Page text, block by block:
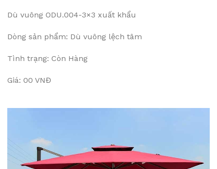
Dù vuông ODU.004-3×3 xuất khẩu
Dòng sản phẩm: Dù vuông lệch tâm
Tình trạng: Còn Hàng
Giá: 00 VNĐ